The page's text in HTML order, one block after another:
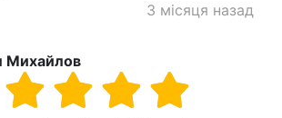
3 місяця назад
Михайлов